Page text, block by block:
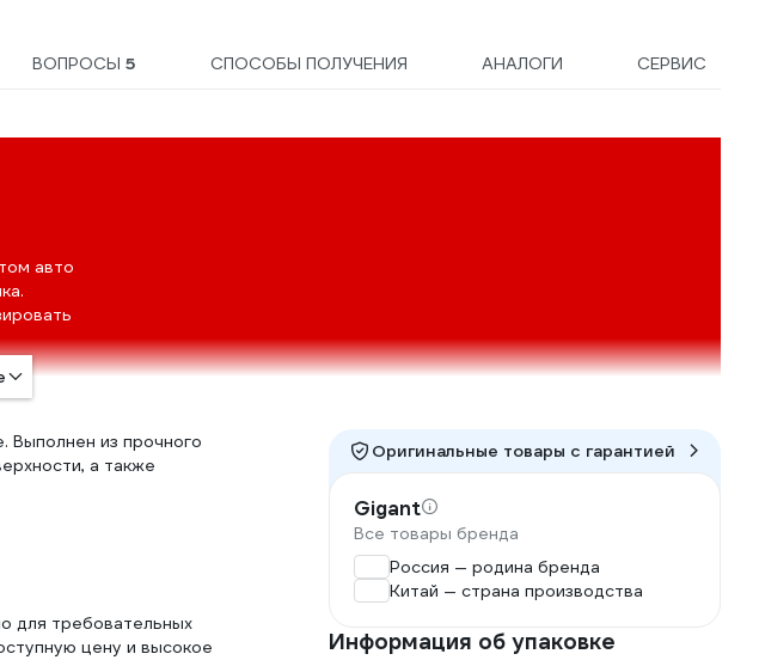
ВОПРОСЫ5 СПОСОБЫ ПОЛУЧЕНИЯ АНАЛОГИ СЕРВИС
авто
поток 180 лм обеспечивают яркий свет на расстояние 100 м. Цветовая
7 000 К. Фонарь с холодным светом превосходит по яркости
с теплым или нейтральным светодиодом. Работает на аккумуляторе 3,7 В
устройства в комплекте позволяют заряжать фонарь от сети 220 В и
12 В.
Выполнен из прочного
а также
для требовательных
цену и высокое
Оригинальные товары c гарантией
Gigant
Все товары бренда
Россия — родина бренда
Китай — страна производства
Информация об упаковке